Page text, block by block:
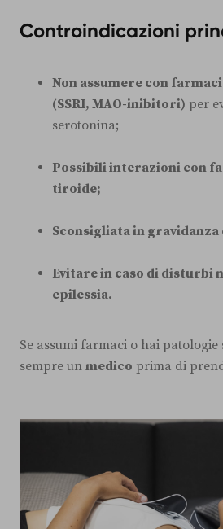
Controindicazioni
Non assumere con
(SSRI, MAO-inibitori) per
serotonina;
Possibili interazioni con
tiroide;
Sconsigliata in
Evitare in caso di disturbi
epilessia.
Se assumi farmaci o hai
sempre un medico prima di